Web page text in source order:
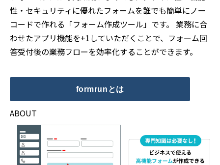
性・セキュリティに優れたフォームを誰でも簡単にノー
コードで作れる「フォーム作成ツール」です。 業務に合
わせたアプリ機能を+1していただくことで、フォーム回
答受付後の業務フローを効率化することができます。
formrunとは
ABOUT